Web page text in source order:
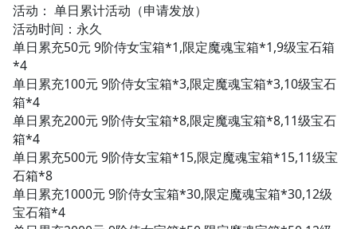
活动： 单日累计活动（申请发放）
活动时间：永久
单日累充50元 9阶侍女宝箱*1,限定魔魂宝箱*1,9级宝石箱
*4
单日累充100元 9阶侍女宝箱*3,限定魔魂宝箱*3,10级宝石
箱*4
单日累充200元 9阶侍女宝箱*8,限定魔魂宝箱*8,11级宝石
箱*4
单日累充500元 9阶侍女宝箱*15,限定魔魂宝箱*15,11级宝
石箱*8
单日累充1000元 9阶侍女宝箱*30,限定魔魂宝箱*30,12级
宝石箱*4